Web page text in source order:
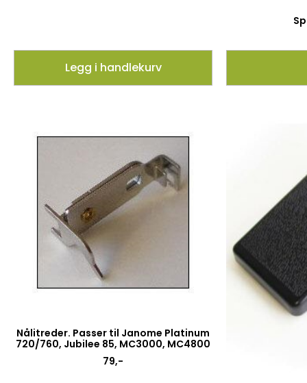
Legg i handlekurv
Nålitreder. Passer til Janome Platinum
720/760, Jubilee 85, MC3000, MC4800
79,-